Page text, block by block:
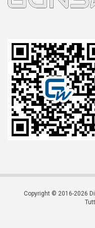
Copyright © 2016-2026